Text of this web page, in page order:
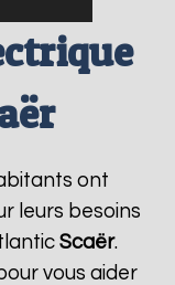
ont
leurs besoins
Scaër.
vous aider